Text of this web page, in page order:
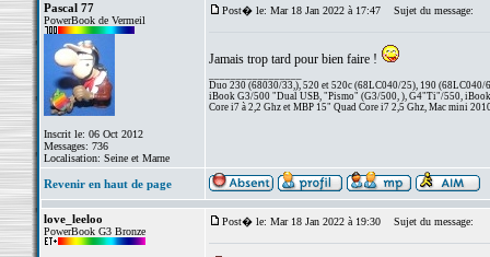
Pascal 77
PowerBook de Vermeil
Inscrit le: 06 Oct 2012
Messages: 736
Localisation: Seine et Marne
Post� le: Mar 18 Jan 2022 à 17:47 Sujet du message:
Jamais trop tard pour bien faire !
Duo 230 (68030/33,), 520 et 520c (68LC040/25), 190 (68LC040/
iBook G3/500 "Dual USB, "Pismo" (G3/500, ), G4"Ti"/550,
Core i7 à 2,2 Ghz et MBP 15" Quad Core i7 2,5 Ghz, Mac mini
Revenir en haut de page
love_leeloo
PowerBook G3 Bronze
Post� le: Mar 18 Jan 2022 à 19:30 Sujet du message: